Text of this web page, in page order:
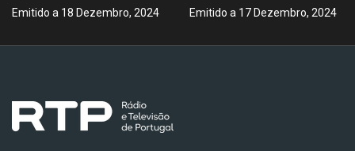
Emitido a 18 Dezembro, 2024 Emitido a 17 Dezembro, 2024